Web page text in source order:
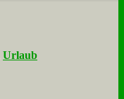
Urlaub